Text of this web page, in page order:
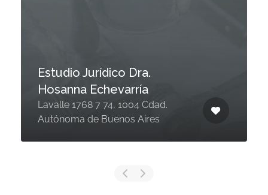
Estudio Jurídico Dra.
Hosanna Echevarría
Lavalle 1768 7 74, 1004 Cdad.
Autónoma de Buenos Aires